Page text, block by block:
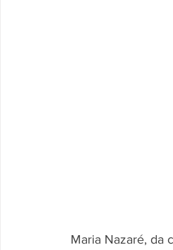
Maria Nazaré, da